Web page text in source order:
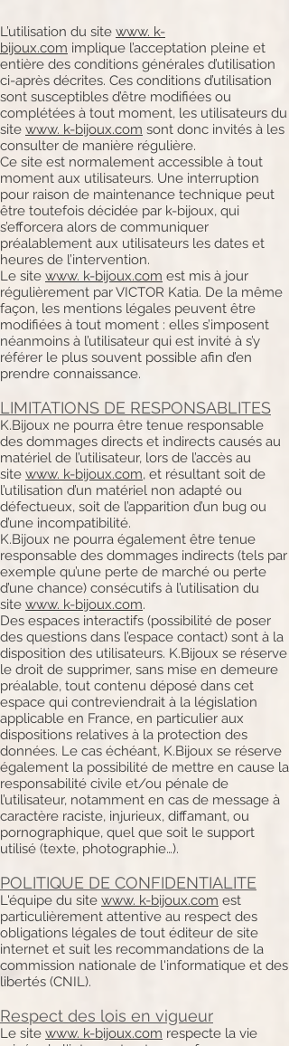
L’utilisation du site www. k-
bijoux.com implique l’acceptation pleine et
entière des conditions générales d’utilisation
ci-après décrites. Ces conditions d’utilisation
sont susceptibles d’être modifiées ou
complétées à tout moment, les utilisateurs du
site www. k-bijoux.com sont donc invités à les
consulter de manière régulière.
Ce site est normalement accessible à tout
moment aux utilisateurs. Une interruption
pour raison de maintenance technique peut
être toutefois décidée par k-bijoux, qui
s’efforcera alors de communiquer
préalablement aux utilisateurs les dates et
heures de l’intervention.
Le site www. k-bijoux.com est mis à jour
régulièrement par VICTOR Katia. De la même
façon, les mentions légales peuvent être
modifiées à tout moment : elles s’imposent
néanmoins à l’utilisateur qui est invité à s’y
référer le plus souvent possible afin d’en
prendre connaissance.
LIMITATIONS DE RESPONSABLITES
K.Bijoux ne pourra être tenue responsable
des dommages directs et indirects causés au
matériel de l’utilisateur, lors de l’accès au
site www. k-bijoux.com, et résultant soit de
l’utilisation d’un matériel non adapté ou
défectueux, soit de l’apparition d’un bug ou
d’une incompatibilité.
K.Bijoux ne pourra également être tenue
responsable des dommages indirects (tels par
exemple qu’une perte de marché ou perte
d’une chance) consécutifs à l’utilisation du
site www. k-bijoux.com.
Des espaces interactifs (possibilité de poser
des questions dans l’espace contact) sont à la
disposition des utilisateurs. K.Bijoux se réserve
le droit de supprimer, sans mise en demeure
préalable, tout contenu déposé dans cet
espace qui contreviendrait à la législation
applicable en France, en particulier aux
dispositions relatives à la protection des
données. Le cas échéant, K.Bijoux se réserve
également la possibilité de mettre en cause la
responsabilité civile et/ou pénale de
l’utilisateur, notamment en cas de message à
caractère raciste, injurieux, diffamant, ou
pornographique, quel que soit le support
utilisé (texte, photographie…).
POLITIQUE DE CONFIDENTIALITE
L'équipe du site www. k-bijoux.com est
particulièrement attentive au respect des
obligations légales de tout éditeur de site
internet et suit les recommandations de la
commission nationale de l'informatique et des
libertés (CNIL).
Respect des lois en vigueur
Le site www. k-bijoux.com respecte la vie